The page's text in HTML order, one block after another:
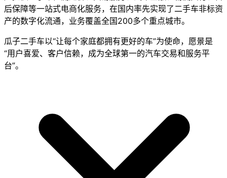
后保障等一站式电商化服务，在国内率先实现了二手车非标资
产的数字化流通，业务覆盖全国200多个重点城市。
瓜子二手车以“让每个家庭都拥有更好的车”为使命，愿景是
“用户喜爱、客户信赖，成为全球第一的汽车交易和服务平
台”。